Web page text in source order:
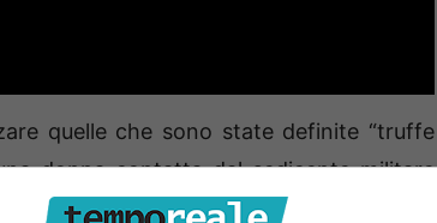
quelle che sono state definite “truffe
donna contatta dal sedicente militare
fittizie identità di studi legali che